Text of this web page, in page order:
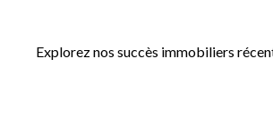
Explorez nos succès immobiliers